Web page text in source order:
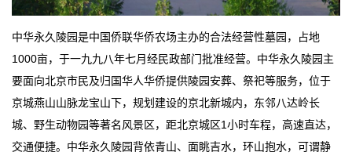
中华永久陵园是中国侨联华侨农场主办的合法经营性墓园，占地
1000亩，于一九九八年七月经民政部门批准经营。中华永久陵园主
要面向北京市民及归国华人华侨提供陵园安葬、祭祀等服务，位于
京城燕山山脉龙宝山下，规划建设的京北新城内，东邻八达岭长
城、野生动物园等著名风景区，距北京城区1小时车程，高速直达，
交通便捷。中华永久陵园背依青山、面眺吉水，环山抱水，可谓静